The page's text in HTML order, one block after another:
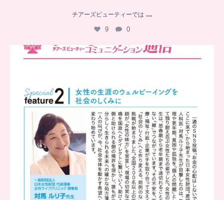
チアーズビューティーでは ...
9 0
..
8